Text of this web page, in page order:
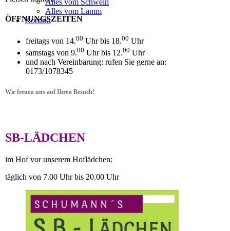
Alles vom Schwein
Alles vom Lamm
Kontakt
ÖFFNUNGSZEITEN
freitags von 14.00 Uhr bis 18.00 Uhr
samstags von 9.00 Uhr bis 12.00 Uhr
und nach Vereinbarung: rufen Sie gerne an:
0173/1078345
Wir freuen uns auf Ihren Besuch!
SB-LÄDCHEN
im Hof vor unserem Hoflädchen:
täglich von 7.00 Uhr bis 20.00 Uhr